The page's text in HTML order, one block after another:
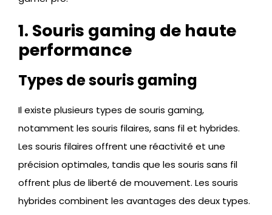
1. Souris gaming de haute
performance
Types de souris gaming
Il existe plusieurs types de souris gaming,
notamment les souris filaires, sans fil et hybrides.
Les souris filaires offrent une réactivité et une
précision optimales, tandis que les souris sans fil
offrent plus de liberté de mouvement. Les souris
hybrides combinent les avantages des deux types.